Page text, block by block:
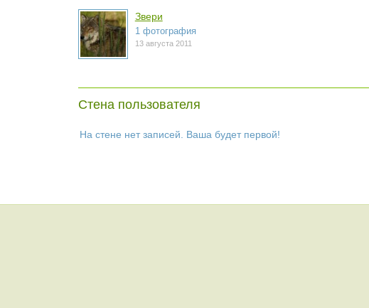
Звери
1 фотография
13 августа 2011
Стена пользователя
На стене нет записей. Ваша будет первой!